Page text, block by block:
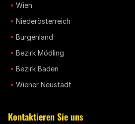
Wien
Niederösterreich
Burgenland
Bezirk Mödling
Bezirk Baden
Wiener Neustadt
Kontaktieren Sie uns